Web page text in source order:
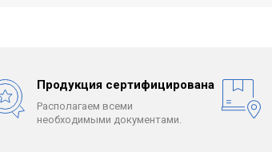
Продукция сертифицирована
Располагаем всеми
необходимыми документами.